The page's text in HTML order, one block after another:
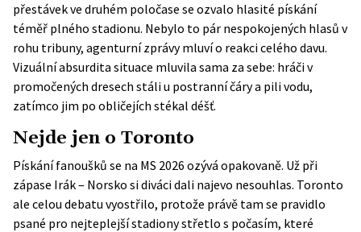
přestávek ve druhém poločase se ozvalo hlasité pískání
téměř plného stadionu. Nebylo to pár nespokojených hlasů v
rohu tribuny, agenturní zprávy mluví o reakci celého davu.
Vizuální absurdita situace mluvila sama za sebe: hráči v
promočených dresech stáli u postranní čáry a pili vodu,
zatímco jim po obličejích stékal déšť.
Nejde jen o Toronto
Pískání fanoušků se na MS 2026 ozývá opakovaně. Už při
zápase Irák – Norsko si diváci dali najevo nesouhlas. Toronto
ale celou debatu vyostřilo, protože právě tam se pravidlo
psané pro nejteplejší stadiony střetlo s počasím, které